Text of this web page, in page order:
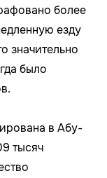
более
езду
значительно
было
в Абу-
тысяч